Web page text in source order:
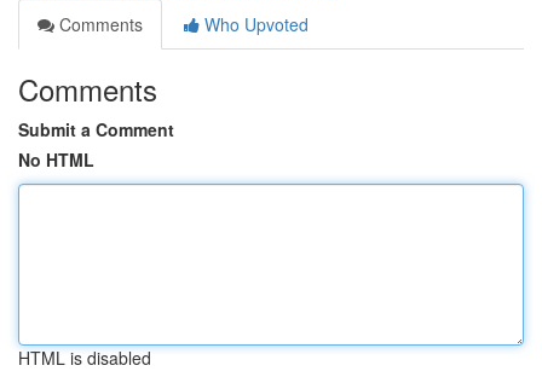
Comments
Who Upvoted
Comments
Submit a Comment
No HTML
HTML is disabled